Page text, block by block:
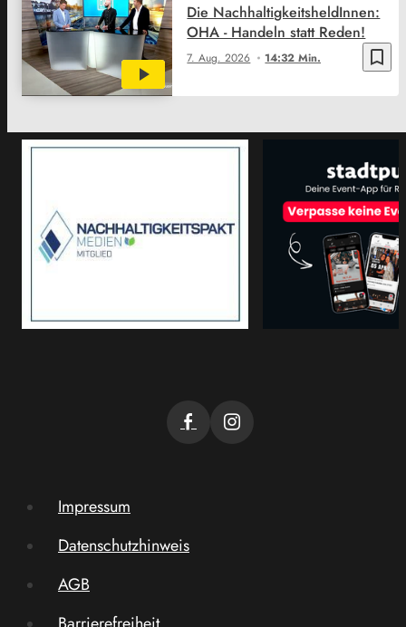
bookmark_border
7. Aug. 2026 14:32 Min.
Die NachhaltigkeitsheldInnen:
OHA - Handeln statt Reden!
Impressum
Datenschutzhinweis
AGB